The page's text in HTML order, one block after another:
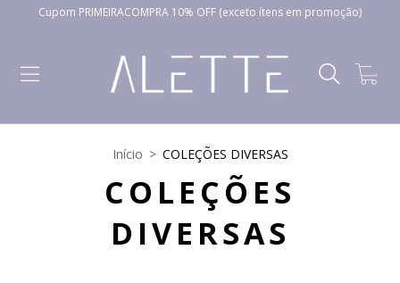
Cupom PRIMEIRACOMPRA 10% OFF (exceto ítens em promoção)
Início > COLEÇÕES DIVERSAS
COLEÇÕES
DIVERSAS